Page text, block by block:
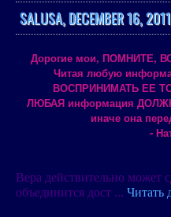
SALUSA, DECEMBER 16, 2011
Дорогие мои, ПОМНИТЕ,
Читая любую
ВОСПРИНИМАТЬ ЕЕ
ЛЮБАЯ информация
иначе она
-
Вера действительно может
объединится дост ... Читать